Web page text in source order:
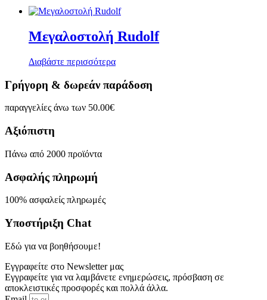
Μεγαλοστολή Rudolf
Διαβάστε περισσότερα
Γρήγορη & δωρεάν παράδοση
παραγγελίες άνω των 50.00€
Αξιόπιστη
Πάνω από 2000 προϊόντα
Ασφαλής πληρωμή
100% ασφαλείς πληρωμές
Υποστήριξη Chat
Εδώ για να βοηθήσουμε!
Εγγραφείτε στο Newsletter μας
Εγγραφείτε για να λαμβάνετε ενημερώσεις, πρόσβαση σε
αποκλειστικές προσφορές και πολλά άλλα.